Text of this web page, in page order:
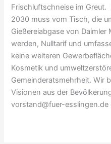
Frischluftschneise im
2030 muss vom Tisch, die
Gießereiabgase von
werden, Nulltarif und
keine weiteren
Kosmetik und
Gemeinderatsmehrheit. Wir
Visionen aus der
vorstand@fuer-esslingen.de